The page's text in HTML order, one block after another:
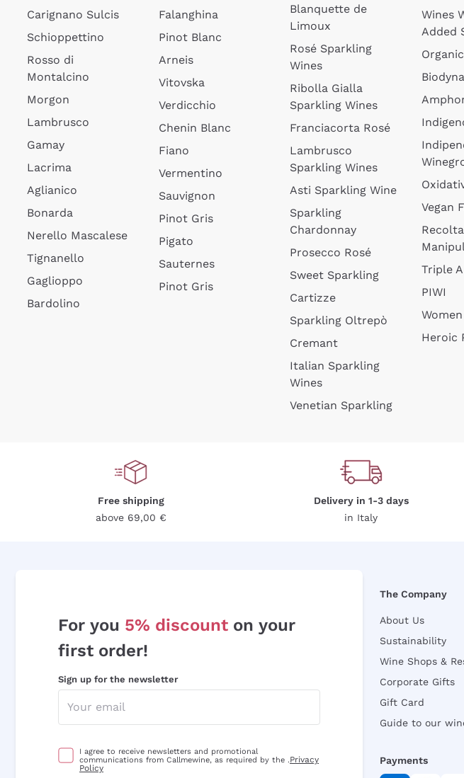
Carignano Sulcis
Schioppettino
Rosso di
Montalcino
Morgon
Lambrusco
Gamay
Lacrima
Aglianico
Bonarda
Nerello Mascalese
Tignanello
Gaglioppo
Bardolino
Falanghina
Pinot Blanc
Arneis
Vitovska
Verdicchio
Chenin Blanc
Fiano
Vermentino
Sauvignon
Pinot Gris
Pigato
Sauternes
Pinot Gris
Blanquette de
Limoux
Rosé Sparkling
Wines
Ribolla Gialla
Sparkling Wines
Franciacorta Rosé
Lambrusco
Sparkling Wines
Asti Sparkling Wine
Sparkling
Chardonnay
Prosecco Rosé
Sweet Sparkling
Cartizze
Sparkling Oltrepò
Cremant
Italian Sparkling
Wines
Venetian Sparkling
Wines
Added
Vegan
Triple A
PIWI
Heroic
Free shipping
above 69,00 €
Delivery in 1-3 days
in Italy
For you 5% discount on your
first order!
Sign up for the newsletter
I agree to receive newsletters and promotional
communications from Callmewine, as required by the .Privacy
Policy
The Company
About Us
Sustainability
Wine Shops &
Corporate Gifts
Gift Card
Guide to our
Payments